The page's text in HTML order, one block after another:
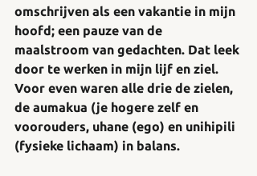
omschrijven als een vakantie in mijn
hoofd; een pauze van de
maalstroom van gedachten. Dat leek
door te werken in mijn lijf en ziel.
Voor even waren alle drie de zielen,
de aumakua (je hogere zelf en
voorouders, uhane (ego) en unihipili
(fysieke lichaam) in balans.